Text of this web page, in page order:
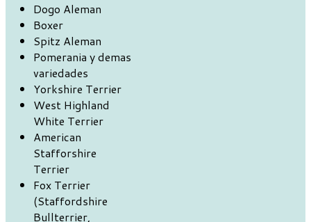
Dogo Aleman
Boxer
Spitz Aleman
Pomerania y demas
variedades
Yorkshire Terrier
West Highland
White Terrier
American
Stafforshire
Terrier
Fox Terrier
(Staffordshire
Bullterrier,